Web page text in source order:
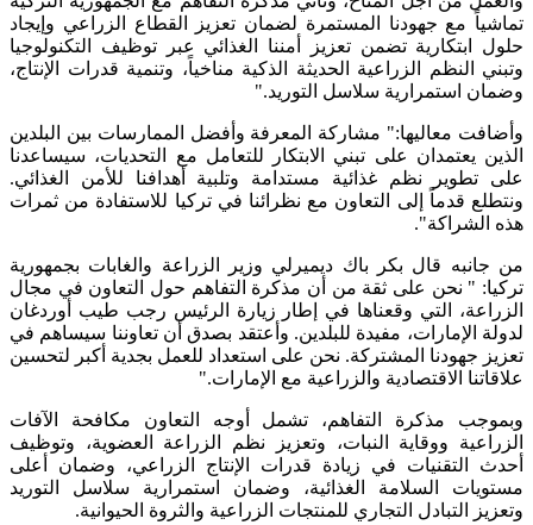
تماشياً مع جهودنا المستمرة لضمان تعزيز القطاع الزراعي وإيجاد
حلول ابتكارية تضمن تعزيز أمننا الغذائي عبر توظيف التكنولوجيا
وتبني النظم الزراعية الحديثة الذكية مناخياً، وتنمية قدرات الإنتاج،
وضمان استمرارية سلاسل التوريد."
وأضافت معاليها:" مشاركة المعرفة وأفضل الممارسات بين البلدين
الذين يعتمدان على تبني الابتكار للتعامل مع التحديات، سيساعدنا
على تطوير نظم غذائية مستدامة وتلبية أهدافنا للأمن الغذائي.
ونتطلع قدماً إلى التعاون مع نظرائنا في تركيا للاستفادة من ثمرات
هذه الشراكة".
من جانبه قال بكر باك ديميرلي وزير الزراعة والغابات بجمهورية
تركيا: " نحن على ثقة من أن مذكرة التفاهم حول التعاون في مجال
الزراعة، التي وقعناها في إطار زيارة الرئيس رجب طيب أوردغان
لدولة الإمارات، مفيدة للبلدين. وأعتقد بصدق أن تعاوننا سيساهم في
تعزيز جهودنا المشتركة. نحن على استعداد للعمل بجدية أكبر لتحسين
علاقاتنا الاقتصادية والزراعية مع الإمارات."
وبموجب مذكرة التفاهم، تشمل أوجه التعاون مكافحة الآفات
الزراعية ووقاية النبات، وتعزيز نظم الزراعة العضوية، وتوظيف
أحدث التقنيات في زيادة قدرات الإنتاج الزراعي، وضمان أعلى
مستويات السلامة الغذائية، وضمان استمرارية سلاسل التوريد
وتعزيز التبادل التجاري للمنتجات الزراعية والثروة الحيوانية.